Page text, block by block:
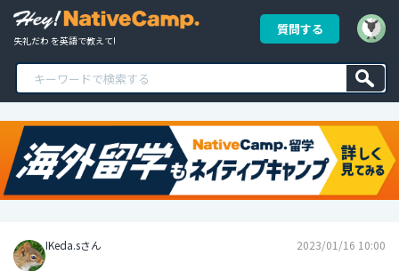
失礼だわ を英語で教えて!
質問する
IKeda.sさん 2023/01/16 10:00